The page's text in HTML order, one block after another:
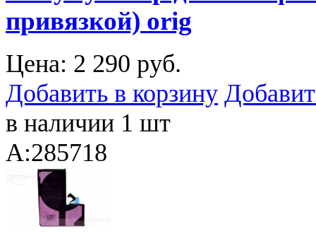
привязкой) orig
Цена: 2 290 руб.
Добавить в корзину
в наличии 1 шт
A:285718